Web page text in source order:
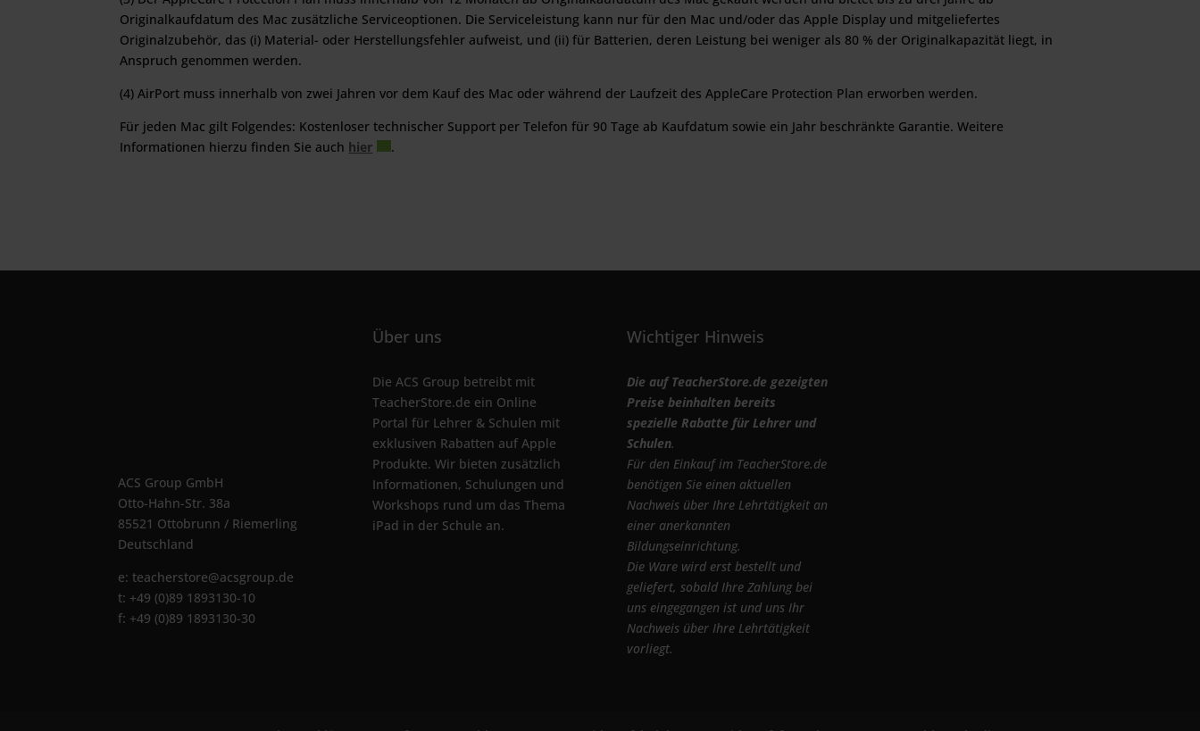
Originalkaufdatum des Mac zusätzliche Serviceoptionen. Die Serviceleistung kann nur für den Mac und/oder das Apple Display und mitgeliefertes
Originalzubehör, das (i) Material- oder Herstellungsfehler aufweist, und (ii) für Batterien, deren Leistung bei weniger als 80 % der Originalkapazität liegt, in
Anspruch genommen werden.
(4) AirPort muss innerhalb von zwei Jahren vor dem Kauf des Mac oder während der Laufzeit des AppleCare Protection Plan erworben werden.
Für jeden Mac gilt Folgendes: Kostenloser technischer Support per Telefon für 90 Tage ab Kaufdatum sowie ein Jahr beschränkte Garantie. Weitere
Informationen hierzu finden Sie auch hier .
ACS Group GmbH
Otto-Hahn-Str. 38a
85521 Ottobrunn / Riemerling
Deutschland
e: teacherstore@acsgroup.de
t: +49 (0)89 1893130-10
f: +49 (0)89 1893130-30
Über uns
Die ACS Group betreibt mit
TeacherStore.de ein Online
Portal für Lehrer & Schulen mit
exklusiven Rabatten auf Apple
Produkte. Wir bieten zusätzlich
Informationen, Schulungen und
Workshops rund um das Thema
iPad in der Schule an.
Wichtiger Hinweis
Die auf TeacherStore.de gezeigten
Preise beinhalten bereits
spezielle Rabatte für Lehrer und
Schulen.
Für den Einkauf im TeacherStore.de
benötigen Sie einen aktuellen
Nachweis über Ihre Lehrtätigkeit an
einer anerkannten
Bildungseinrichtung.
Die Ware wird erst bestellt und
geliefert, sobald Ihre Zahlung bei
uns eingegangen ist und uns Ihr
Nachweis über Ihre Lehrtätigkeit
vorliegt.